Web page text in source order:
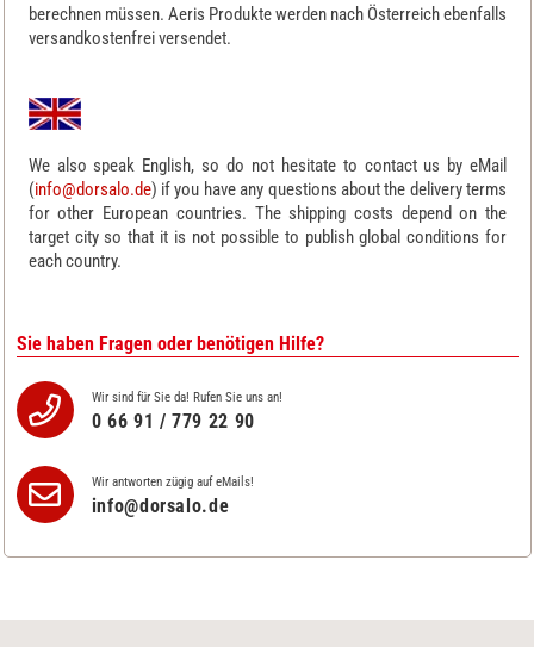
berechnen müssen. Aeris Produkte werden nach Österreich ebenfalls
versandkostenfrei versendet.
We also speak English, so do not hesitate to contact us by eMail
(info@dorsalo.de) if you have any questions about the delivery terms
for other European countries. The shipping costs depend on the
target city so that it is not possible to publish global conditions for
each country.
Sie haben Fragen oder benötigen Hilfe?
Wir sind für Sie da! Rufen Sie uns an!
0 66 91 / 779 22 90
Wir antworten zügig auf eMails!
info@dorsalo.de